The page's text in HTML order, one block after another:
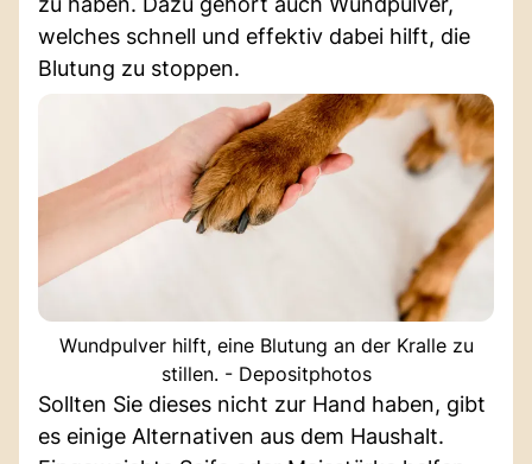
welches schnell und effektiv dabei hilft, die
Blutung zu stoppen.
Wundpulver hilft, eine Blutung an der Kralle zu
stillen. - Depositphotos
Sollten Sie dieses nicht zur Hand haben, gibt
es einige Alternativen aus dem Haushalt.